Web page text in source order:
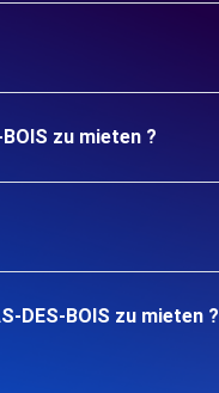
zu mieten ?
DES-BOIS zu mieten ?